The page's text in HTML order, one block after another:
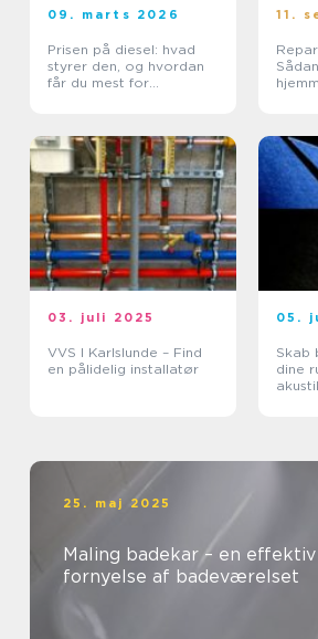
09. marts 2026
Prisen på diesel: hvad
styrer den, og hvordan
får du mest for
11.
03. juli 2025
VVS I Karlslunde – Find
en pålidelig installatør
05.
Skab
dine
25. maj 2025
Maling badekar – en
fornyelse af badeværelset